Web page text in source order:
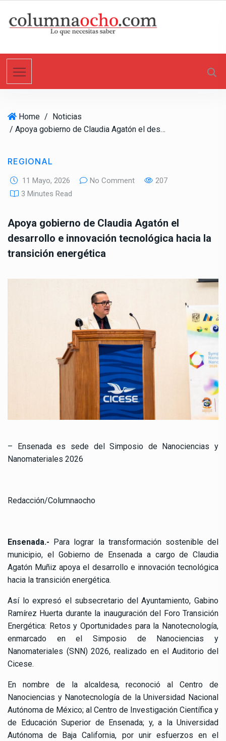
t
Home / Noticias
/ Apoya gobierno de Claudia Agatón el desarrollo e innovación tecnológica hacia la transición energética
REGIONAL
11 Mayo, 2026 No Comment
207
3 Minutes Read
Apoya gobierno de Claudia Agatón el
desarrollo e innovación tecnológica hacia la
transición energética
– Ensenada es sede del Simposio de Nanociencias y
Nanomateriales 2026
Redacción/Columnaocho
Ensenada.- Para lograr la transformación sostenible del
municipio, el Gobierno de Ensenada a cargo de Claudia
Agatón Muñiz apoya el desarrollo e innovación tecnológica
hacia la transición energética.
Así lo expresó el subsecretario del Ayuntamiento, Gabino
Ramírez Huerta durante la inauguración del Foro Transición
Energética: Retos y Oportunidades para la Nanotecnología,
enmarcado en el Simposio de Nanociencias y
Nanomateriales (SNN) 2026, realizado en el Auditorio del
Cicese.
En nombre de la alcaldesa, reconoció al Centro de
Nanociencias y Nanotecnología de la Universidad Nacional
Autónoma de México; al Centro de Investigación Científica y
de Educación Superior de Ensenada; y, a la Universidad
Autónoma de Baja California, por unir esfuerzos en el